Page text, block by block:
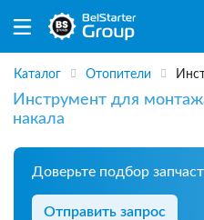
Каталог Отопители
Инструмент для
накала
Доверьте подбор
Отправить запрос